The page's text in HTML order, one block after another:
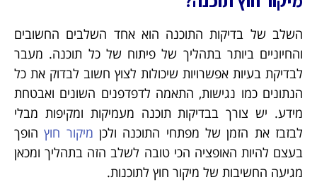
השלב של בדיקות התוכנה הוא אחד השלבים החשובים
והחיוניים ביותר בתהליך של פיתוח של כל תוכנה. מעבר
לבדיקת בעיות אפשרויות שיכולות לצוץ חשוב לבדוק את כל
הנתונים כמו נגישות, התאמה לדפדפנים השונים ואבטחת
מידע. יש צורך בבדיקות תוכנה מעמיקות ומקיפות מבלי
לבזבז את הזמן של מפתחי התוכנה ולכן מיקור חוץהופך
בעצם להיות האופציה הכי טובה לשלב הזה בתהליך ומכאן
מגיעה החשיבות של מיקור חוץ לתוכנות.